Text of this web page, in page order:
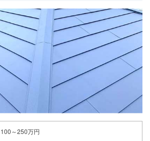
100～250万円